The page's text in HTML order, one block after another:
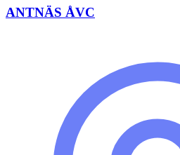
ANTNÄS ÅVC